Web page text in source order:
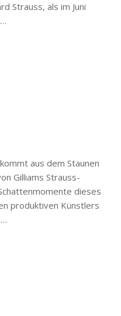
Strauss, als im Juni
aus dem Staunen
Gilliams Strauss-
dieses
produktiven Künstlers